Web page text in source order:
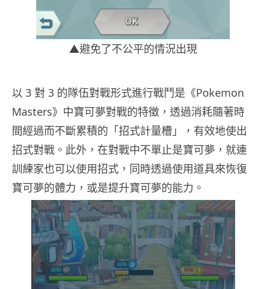
▲避免了不公平的情況出現
以 3 對 3 的隊伍對戰形式進行戰鬥是《Pokemon
Masters》中寶可夢對戰的特徵，透過消耗隨著時
間經過而不斷累積的「招式計量槽」，有效地使出
招式對戰。此外，在對戰中不單止是寶可夢，就連
訓練家也可以使用招式，同時透過使用道具來恢復
寶可夢的體力，或是提升寶可夢的能力。